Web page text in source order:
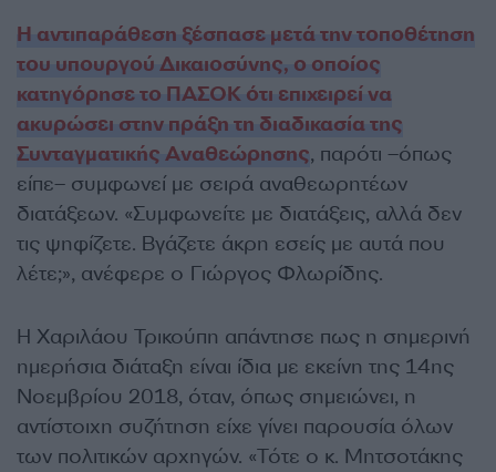
Η αντιπαράθεση ξέσπασε μετά την τοποθέτηση
του υπουργού Δικαιοσύνης, ο οποίος
κατηγόρησε το ΠΑΣΟΚ ότι επιχειρεί να
ακυρώσει στην πράξη τη διαδικασία της
Συνταγματικής Αναθεώρησης, παρότι –όπως
είπε– συμφωνεί με σειρά αναθεωρητέων
διατάξεων. «Συμφωνείτε με διατάξεις, αλλά δεν
τις ψηφίζετε. Βγάζετε άκρη εσείς με αυτά που
λέτε;», ανέφερε ο Γιώργος Φλωρίδης.
Η Χαριλάου Τρικούπη απάντησε πως η σημερινή
ημερήσια διάταξη είναι ίδια με εκείνη της 14ης
Νοεμβρίου 2018, όταν, όπως σημειώνει, η
αντίστοιχη συζήτηση είχε γίνει παρουσία όλων
των πολιτικών αρχηγών. «Τότε ο κ. Μητσοτάκης